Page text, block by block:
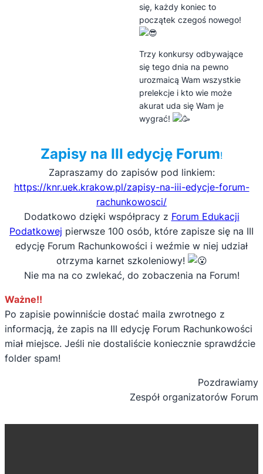
się, każdy koniec to
początek czegoś nowego!
Trzy konkursy odbywające
się tego dnia na pewno
urozmaicą Wam wszystkie
prelekcje i kto wie może
akurat uda się Wam je
wygrać!
Zapisy na III edycję Forum!
Zapraszamy do zapisów pod linkiem:
https://knr.uek.krakow.pl/zapisy-na-iii-edycje-forum-
rachunkowosci/
Dodatkowo dzięki współpracy z Forum Edukacji
Podatkowej pierwsze 100 osób, które zapisze się na III
edycję Forum Rachunkowości i weźmie w niej udział
otrzyma karnet szkoleniowy!
Nie ma na co zwlekać, do zobaczenia na Forum!
Ważne!!
Po zapisie powinniście dostać maila zwrotnego z
informacją, że zapis na III edycję Forum Rachunkowości
miał miejsce. Jeśli nie dostaliście koniecznie sprawdźcie
folder spam!
Pozdrawiamy
Zespół organizatorów Forum